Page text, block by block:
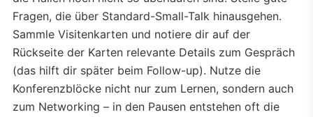
Fragen, die über Standard-Small-Talk hinausgehen.
Sammle Visitenkarten und notiere dir auf der
Rückseite der Karten relevante Details zum Gespräch
(das hilft dir später beim Follow-up). Nutze die
Konferenzblöcke nicht nur zum Lernen, sondern auch
zum Networking – in den Pausen entstehen oft die